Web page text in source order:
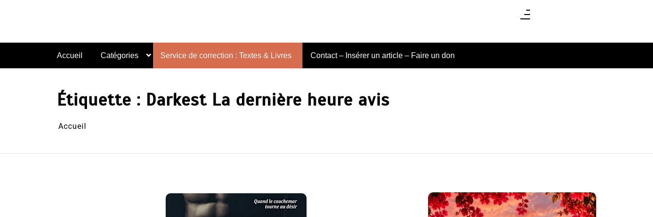
Accueil Catégories Service de correction : Textes & Livres Contact – Insérer un article – Faire un don
Étiquette : Darkest La dernière heure avis
Accueil